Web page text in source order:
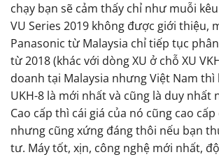
chạy bạn sẽ cảm thấy chỉ như muỗi
VU Series 2019 không được giới thiệu,
Panasonic từ Malaysia chỉ tiếp tục
từ 2018 (khác với dòng XU ở chỗ XU
doanh tại Malaysia nhưng Việt Nam thì
UKH-8 là mới nhất và cũng là duy nhất
Cao cấp thì cái giá của nó cũng cao
nhưng cũng xứng đáng thôi nếu bạn
tư. Máy tốt, xịn, công nghệ mới nhất,